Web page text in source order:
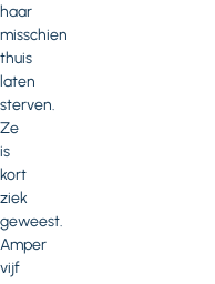
haar
misschien
thuis
laten
sterven.
Ze
is
kort
ziek
geweest.
Amper
vijf